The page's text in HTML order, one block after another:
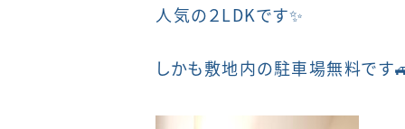
人気の２LDKです✨
しかも敷地内の駐車場無料です